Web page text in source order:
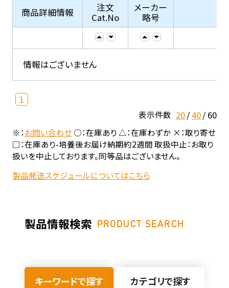
商品詳細情報
注文
Cat.No
メーカー
略号
情報はございません
1
表示件数 20 40 60
※：お問い合わせ○：在庫あり △：在庫わずか ×：取り寄せ
□：在庫あり-培養後お届け納期約2週間 取扱中止：お取り
扱いを中止しております。同等品はございません。
製品発送スケジュールについてはこちら
製品情報検索 PRODUCT SEARCH
キーワードで探す カテゴリで探す